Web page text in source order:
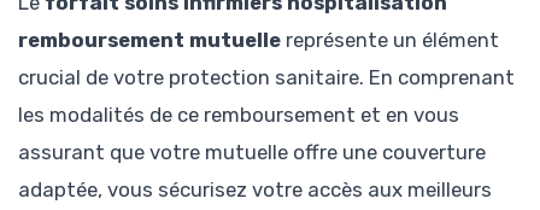
remboursement mutuelle représente un élément
crucial de votre protection sanitaire. En comprenant
les modalités de ce remboursement et en vous
assurant que votre mutuelle offre une couverture
adaptée, vous sécurisez votre accès aux meilleurs